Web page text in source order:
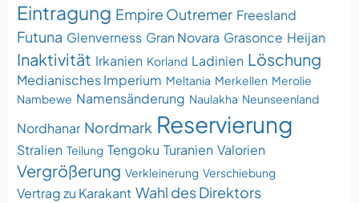
Eintragung Empire Outremer Freesland
Futuna Glenverness Gran Novara Grasonce Heijan
Inaktivität Irkanien Korland Ladinien Löschung
Medianisches Imperium Meltania Merkellen Merolie
Nambewe Namensänderung Naulakha Neunseenland
Nordhanar Nordmark Reservierung
Stralien Teilung Tengoku Turanien Valorien
Vergrößerung Verkleinerung Verschiebung
Vertrag zu Karakant Wahl des Direktors